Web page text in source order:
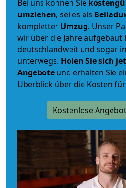
Bei uns können Sie
umziehen, sei es als
kompletter Umzug. Unser
wir über die Jahre aufgebaut
deutschlandweit und sogar
unterwegs. Holen Sie sich
Angebote und erhalten Sie
Überblick über die Kosten
Kostenlose